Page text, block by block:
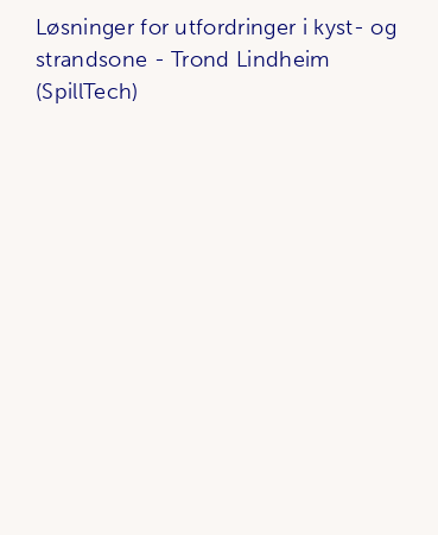
Løsninger for utfordringer i kyst- og
strandsone - Trond Lindheim
(SpillTech)